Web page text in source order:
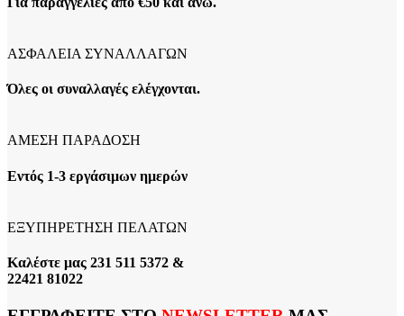
ΑΣΦΑΛΕΙΑ ΣΥΝΑΛΛΑΓΩΝ
Όλες οι συναλλαγές ελέγχονται.
ΑΜΕΣΗ ΠΑΡΑΔΟΣΗ
Εντός 1-3 εργάσιμων ημερών
ΕΞΥΠΗΡΕΤΗΣΗ ΠΕΛΑΤΩΝ
Καλέστε μας 231 511 5372 &
22421 81022